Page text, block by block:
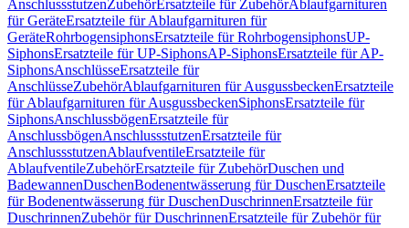
AnschlussstutzenZubehörErsatzteile für ZubehörAblaufgarnituren
für GeräteErsatzteile für Ablaufgarnituren für
GeräteRohrbogensiphonsErsatzteile für RohrbogensiphonsUP-
SiphonsErsatzteile für UP-SiphonsAP-SiphonsErsatzteile für AP-
SiphonsAnschlüsseErsatzteile für
AnschlüsseZubehörAblaufgarnituren für AusgussbeckenErsatzteile
für Ablaufgarnituren für AusgussbeckenSiphonsErsatzteile für
SiphonsAnschlussbögenErsatzteile für
AnschlussbögenAnschlussstutzenErsatzteile für
AnschlussstutzenAblaufventileErsatzteile für
AblaufventileZubehörErsatzteile für ZubehörDuschen und
BadewannenDuschenBodenentwässerung für DuschenErsatzteile
für Bodenentwässerung für DuschenDuschrinnenErsatzteile für
DuschrinnenZubehör für DuschrinnenErsatzteile für Zubehör für